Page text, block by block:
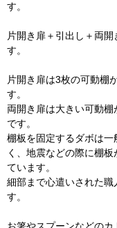
す。
片開き扉＋引出し＋両
す。
片開き扉は3枚の可動棚
す。
両開き扉は大きい可動
です。
棚板を固定するダボは
く、地震などの際に棚
ています。
細部まで心遣いされた
す。